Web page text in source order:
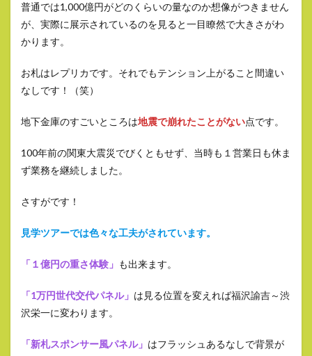
普通では1,000億円がどのくらいの量なのか想像がつきません
が、実際に展示されているのを見ると一目瞭然で大きさがわ
かります。
お札はレプリカです。それでもテンション上がること間違い
なしです！（笑）
地下金庫のすごいところは地震で崩れたことがない点です。
100年前の関東大震災でびくともせず、当時も１営業日も休ま
ず業務を継続しました。
さすがです！
見学ツアーでは色々な工夫がされています。
「１億円の重さ体験」 も出来ます。
「1万円世代交代パネル」 は見る位置を変えれば福沢諭吉～渋
沢栄一に変わります。
「新札スポンサー風パネル」 はフラッシュあるなしで背景が